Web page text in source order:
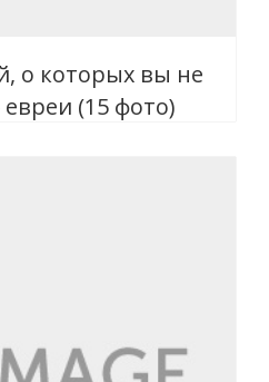
о которых вы не
(15 фото)